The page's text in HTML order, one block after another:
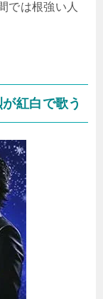
では根強い人
紅白で歌う